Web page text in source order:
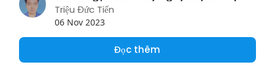
Triệu Đức Tiến
06 Nov 2023
Đọc thêm